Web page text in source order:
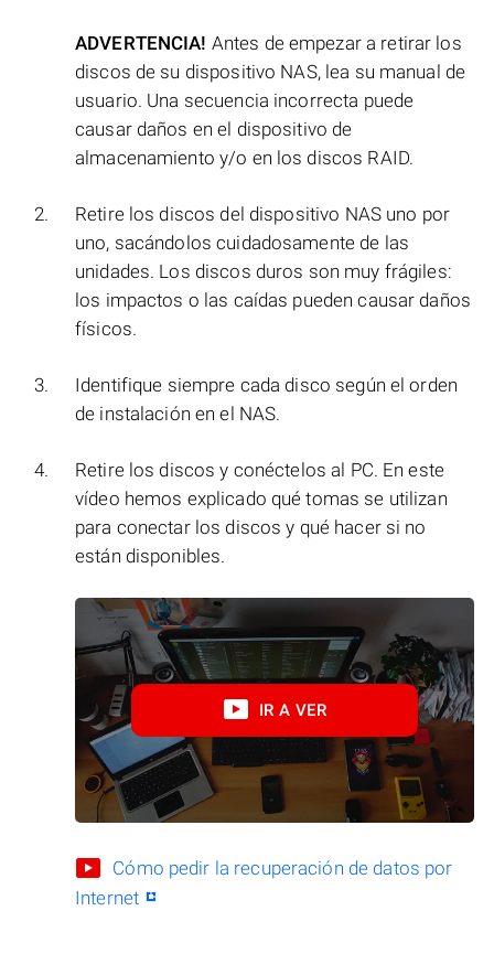
ADVERTENCIA! Antes de empezar a retirar los
discos de su dispositivo NAS, lea su manual de
usuario. Una secuencia incorrecta puede
causar daños en el dispositivo de
almacenamiento y/o en los discos RAID.
Retire los discos del dispositivo NAS uno por
uno, sacándolos cuidadosamente de las
unidades. Los discos duros son muy frágiles:
los impactos o las caídas pueden causar daños
físicos.
Identifique siempre cada disco según el orden
de instalación en el NAS.
Retire los discos y conéctelos al PC. En este
vídeo hemos explicado qué tomas se utilizan
para conectar los discos y qué hacer si no
están disponibles.
IR A VER
Cómo pedir la recuperación de datos por
Internet